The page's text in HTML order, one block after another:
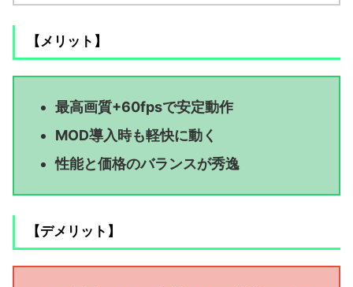
【メリット】
最高画質+60fpsで安定動作
MOD導入時も軽快に動く
性能と価格のバランスが秀逸
【デメリット】